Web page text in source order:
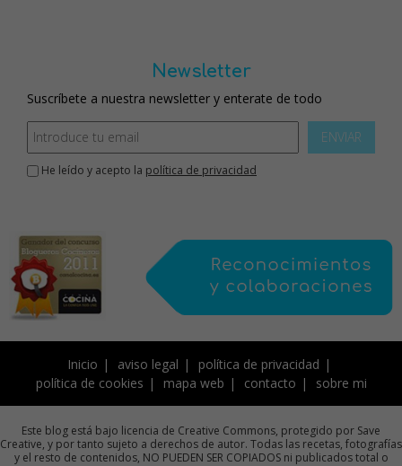
Newsletter
Suscríbete a nuestra newsletter y enterate de todo
ENVIAR
He leído y acepto la política de privacidad
Inicio aviso legal
política de privacidad
política de cookies
mapa web contacto sobre mi
Este blog está bajo licencia de Creative Commons, protegido por Save
Creative, y por tanto sujeto a derechos de autor. Todas las recetas, fotografías
y el resto de contenidos, NO PUEDEN SER COPIADOS ni publicados total o